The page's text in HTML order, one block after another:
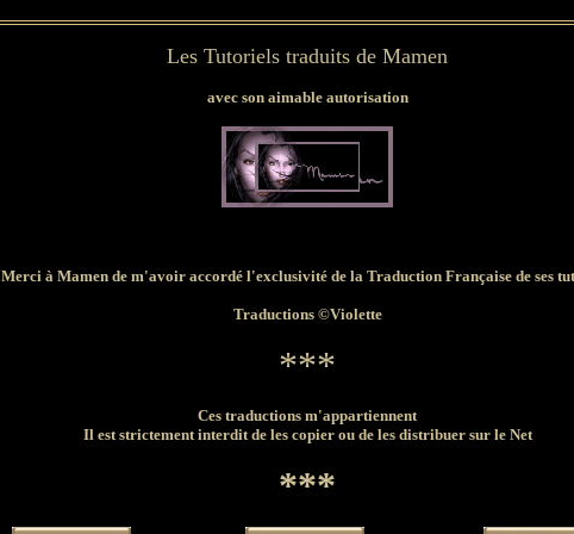
Les Tutoriels traduits de Mamen
avec son aimable autorisation
Merci à Mamen de m'avoir accordé l'exclusivité de la Traduction Française de ses
Traductions ©Violette
***
Ces traductions m'appartiennent
Il est strictement interdit de les copier ou de les distribuer sur le Net
***